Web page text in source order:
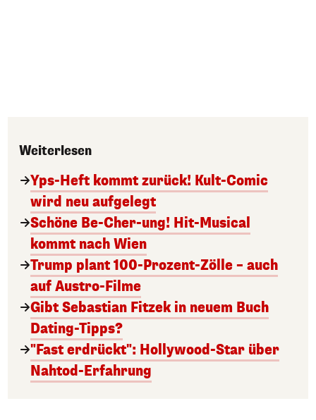
Weiterlesen
Yps-Heft kommt zurück! Kult-Comic
wird neu aufgelegt
Schöne Be-Cher-ung! Hit-Musical
kommt nach Wien
Trump plant 100-Prozent-Zölle – auch
auf Austro-Filme
Gibt Sebastian Fitzek in neuem Buch
Dating-Tipps?
"Fast erdrückt": Hollywood-Star über
Nahtod-Erfahrung